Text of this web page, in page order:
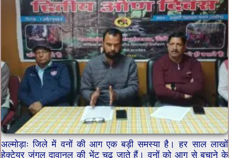
अल्मोड़ाः जिले में वनों की आग एक बड़ी समस्या है। हर साल लाखों
हेक्टेयर जंगल दावानल की भेंट चढ़ जाते हैं। वनों को आग से बचाने के